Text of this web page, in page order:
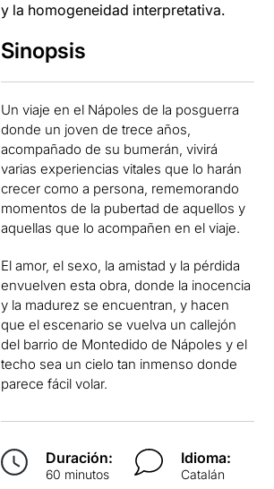
y la homogeneidad interpretativa.
Sinopsis
Un viaje en el Nápoles de la posguerra
donde un joven de trece años,
acompañado de su bumerán, vivirá
varias experiencias vitales que lo harán
crecer como a persona, rememorando
momentos de la pubertad de aquellos y
aquellas que lo acompañen en el viaje.
El amor, el sexo, la amistad y la pérdida
envuelven esta obra, donde la inocencia
y la madurez se encuentran, y hacen
que el escenario se vuelva un callejón
del barrio de Montedido de Nápoles y el
techo sea un cielo tan inmenso donde
parece fácil volar.
Duración:
60 minutos
Idioma:
Catalán